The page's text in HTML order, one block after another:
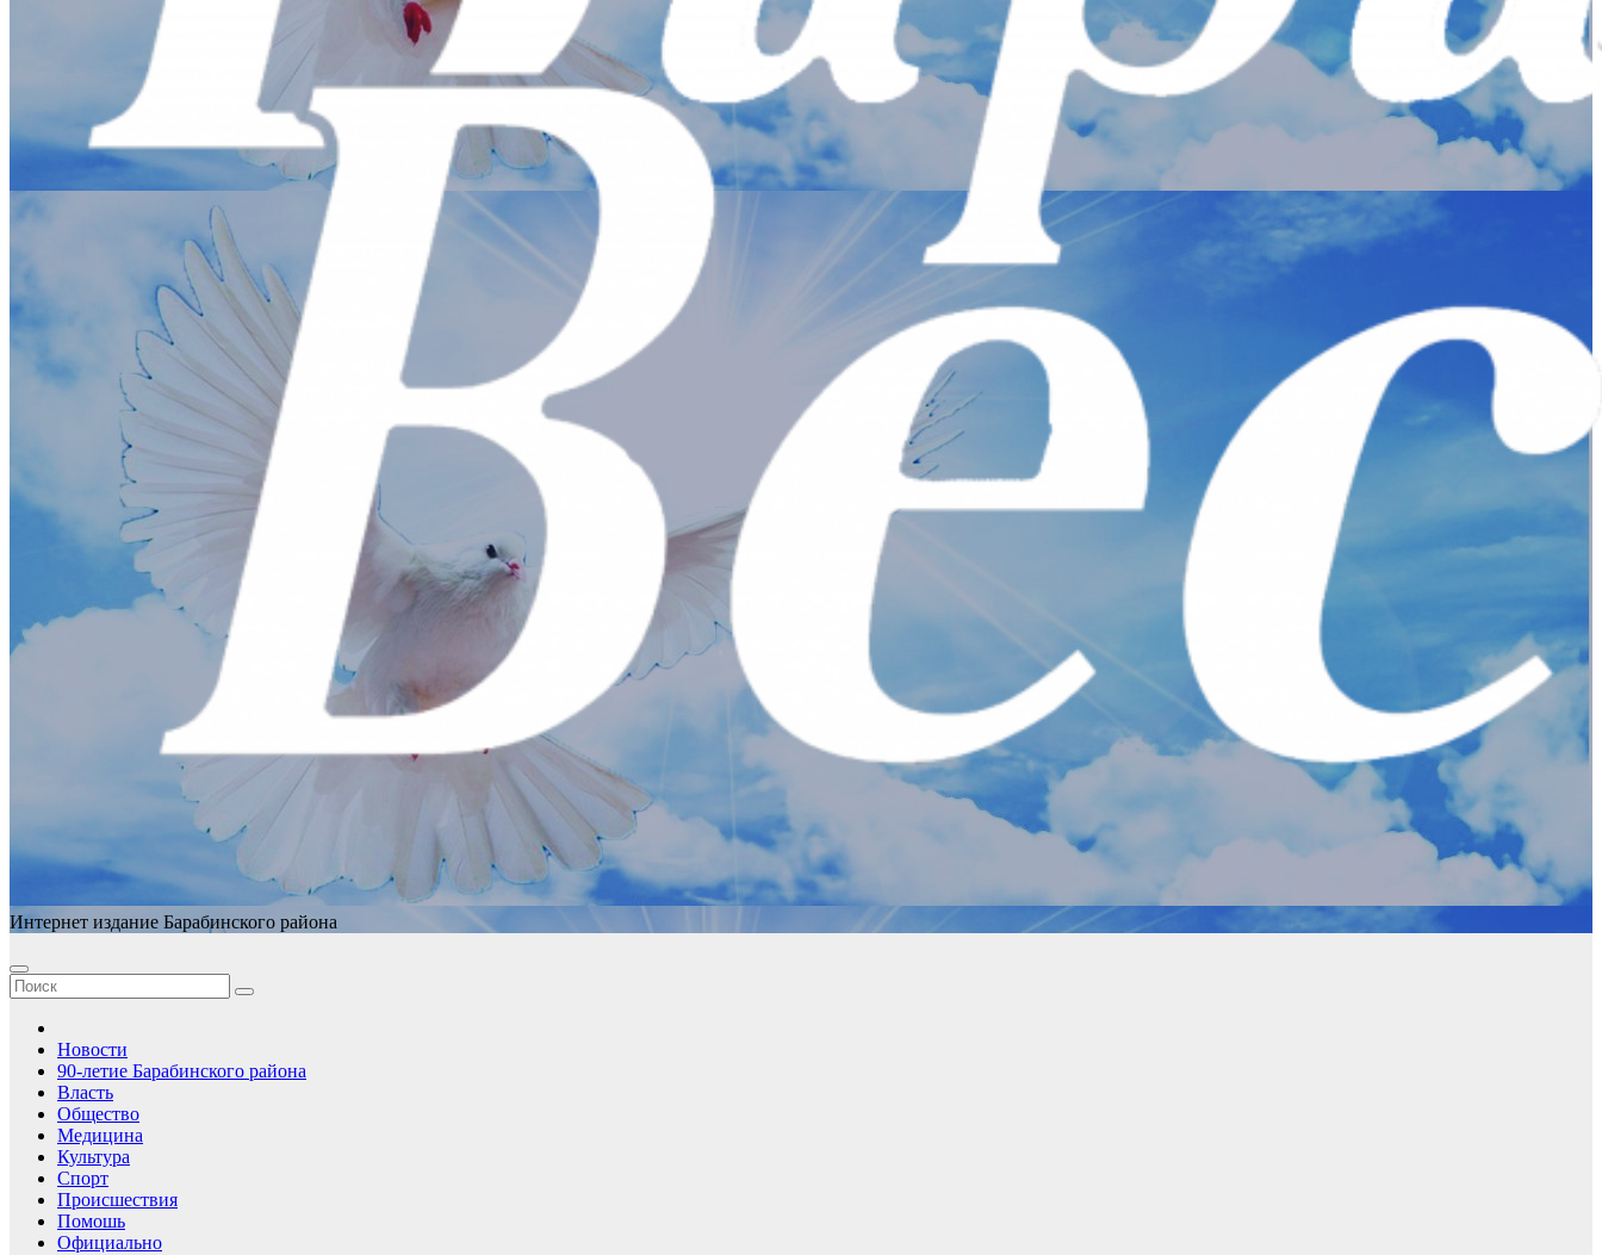
Интернет издание Барабинского района
Новости
90-летие Барабинского района
Власть
Общество
Медицина
Культура
Спорт
Происшествия
Помошь
Официально